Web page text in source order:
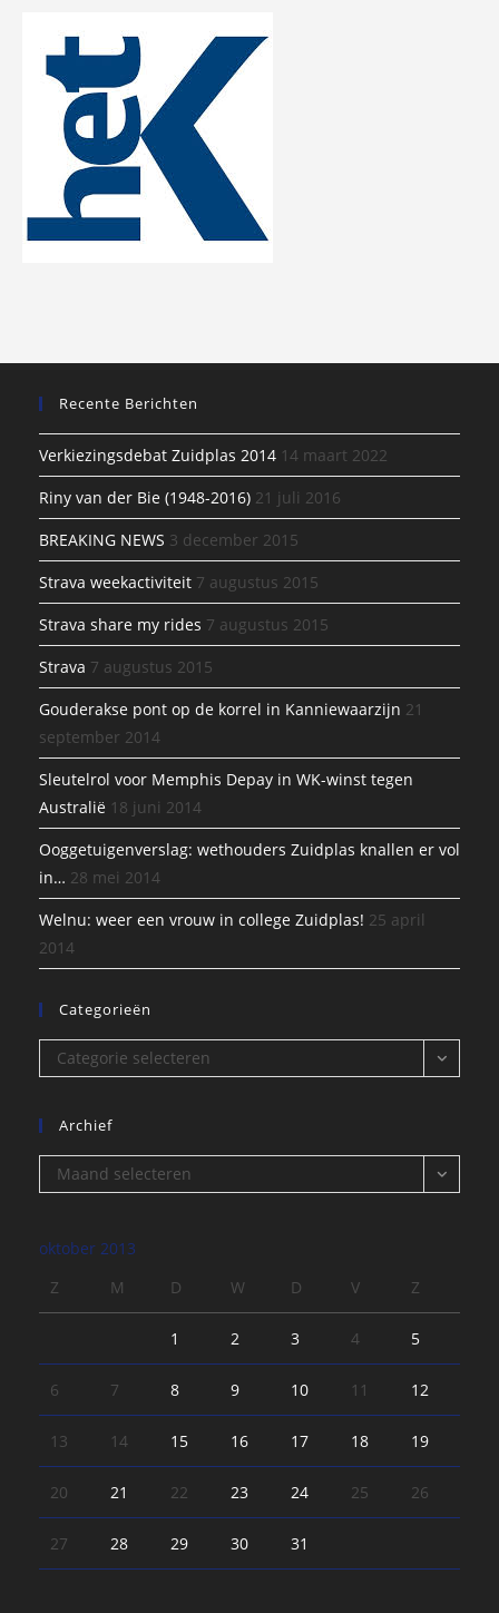
Recente Berichten
Verkiezingsdebat Zuidplas 2014 14 maart 2022
Riny van der Bie (1948-2016) 21 juli 2016
BREAKING NEWS 3 december 2015
Strava weekactiviteit 7 augustus 2015
Strava share my rides 7 augustus 2015
Strava 7 augustus 2015
Gouderakse pont op de korrel in Kanniewaarzijn 21
september 2014
Sleutelrol voor Memphis Depay in WK-winst tegen
Australië 18 juni 2014
Ooggetuigenverslag: wethouders Zuidplas knallen er vol
in… 28 mei 2014
Welnu: weer een vrouw in college Zuidplas! 25 april
2014
Categorieën
Categorieën
Categorie selecteren
Archief
Archief
Maand selecteren
oktober 2013
Z
M D W D V Z
1 2 3 4 5
6 7 8 9 10 11 12
13 14 15 16 17 18 19
20 21 22 23 24 25 26
27 28 29 30 31